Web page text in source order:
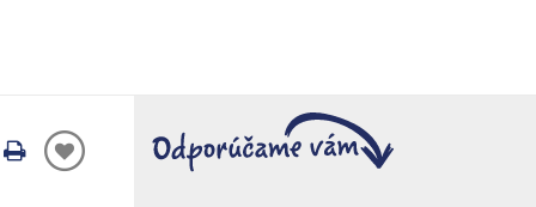
Oldal